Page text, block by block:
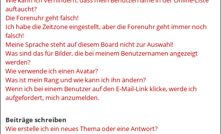
auftaucht?
Die Forenuhr geht falsch!
Ich habe die Zeitzone eingestellt, aber die Forenuhr geht immer noch
falsch!
Meine Sprache steht auf diesem Board nicht zur Auswahl!
Was sind das für Bilder, die bei meinem Benutzernamen angezeigt
werden?
Wie verwende ich einen Avatar?
Was ist mein Rang und wie kann ich ihn ändern?
Wenn ich bei einem Benutzer auf den E-Mail-Link klicke, werde ich
aufgefordert, mich anzumelden.
Beiträge schreiben
Wie erstelle ich ein neues Thema oder eine Antwort?